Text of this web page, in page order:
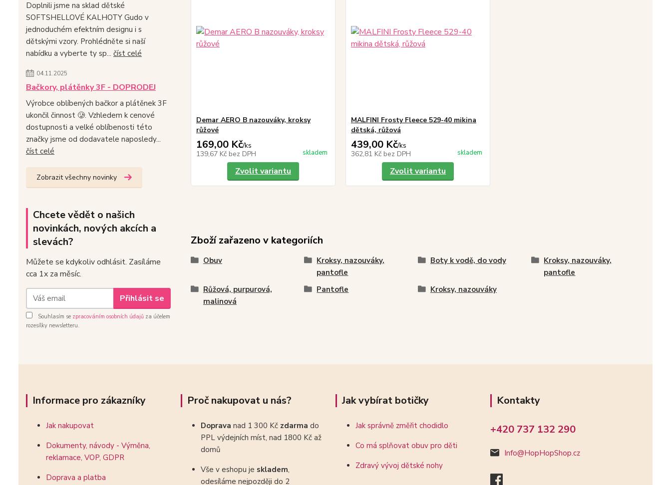
Doplnili jsme na sklad dětské
SOFTSHELLOVÉ KALHOTY Gudo v
jednoduchém efektním designu i s
dětskými vzory. Prohlédněte si naší
nabídku a vyberte ty sp... číst celé
04.11.2025
Bačkory, plátěnky 3F - DOPRODEJ
Výrobce oblíbených bačkor a plátěnek 3F
ukončil činnost 🥲. Vzhledem k cenové
dostupnosti a velké oblíbenosti této
značky jsme od dodavatele naposledy...
číst celé
Zobrazit všechny novinky
Chcete vědět o našich
novinkách, nových akcích a
slevách?
Můžete se kdykoliv odhlásit. Zasíláme
cca 1x za měsíc.
Přihlásit se
Souhlasím se zpracováním osobních údajů za účelem
rozesílky newsletteru.
Demar AERO B nazouváky, kroksy
růžové
169,00 Kč/ks
139,67 Kč bez DPH skladem
Zvolit variantu
MALFINI Frosty Fleece 529-40 mikina
dětská, růžová
439,00 Kč/ks
362,81 Kč bez DPH skladem
Zvolit variantu
Zboží zařazeno v kategoriích
Obuv
Kroksy, nazouváky,
pantofle
Boty k vodě, do vody
Kroksy, nazouváky,
pantofle
Růžová, purpurová,
malinová
Pantofle Kroksy, nazouváky
Informace pro zákazníky
Jak nakupovat
Dokumenty, návody - Výměna,
reklamace, VOP, GDPR
Doprava a platba
Proč nakupovat u nás?
Doprava nad 1 300 Kč zdarma do
PPL výdejních míst, nad 1800 Kč až
domů
Vše v eshopu je skladem,
odesíláme nejpozději do 2
Jak vybírat botičky
Jak správně změřit chodidlo
Co má splňovat obuv pro děti
Zdravý vývoj dětské nohy
Kontakty
+420 737 132 290
Info@HopHopShop.cz